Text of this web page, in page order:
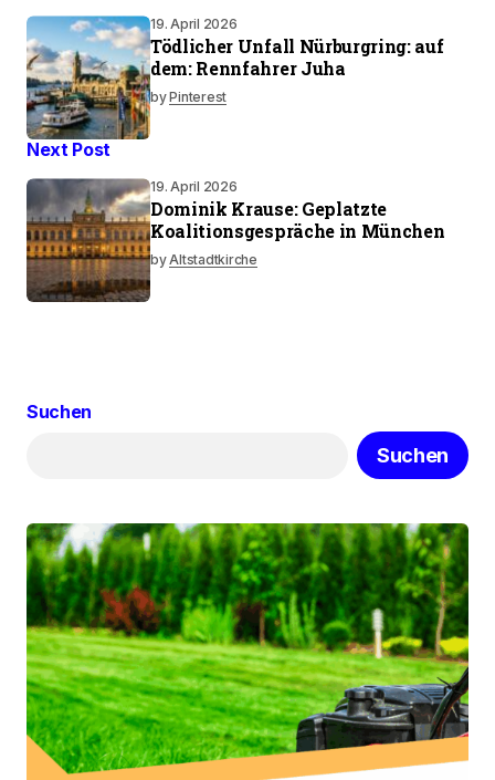
19. April 2026
Tödlicher Unfall Nürburgring: auf
dem: Rennfahrer Juha
byPinterest
Next Post
19. April 2026
Dominik Krause: Geplatzte
Koalitionsgespräche in München
byAltstadtkirche
Suchen
Suchen